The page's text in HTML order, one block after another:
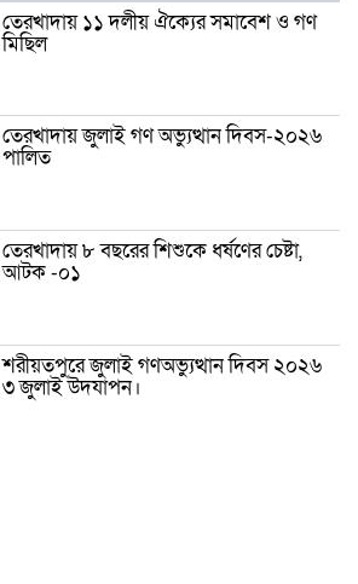
তেরখাদায় ১১ দলীয় ঐক্যের সমাবেশ ও গণ
মিছিল
তেরখাদায় জুলাই গণ অভ্যুত্থান দিবস-২০২৬
পালিত
তেরখাদায় ৮ বছরের শিশুকে ধর্ষণের চেষ্টা,
আটক -০১
শরীয়তপুরে জুলাই গণঅভ্যুত্থান দিবস ২০২৬
৩ জুলাই উদযাপন।